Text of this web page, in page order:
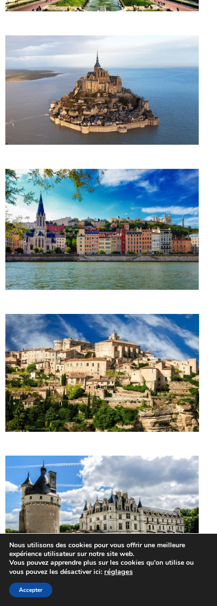
Nous utilisons des cookies pour vous offrir une meilleure
expérience utilisateur sur notre site web.
Vous pouvez apprendre plus sur les cookies qu'on utilise ou
vous pouvez les désactiver ici: réglages
Accepter